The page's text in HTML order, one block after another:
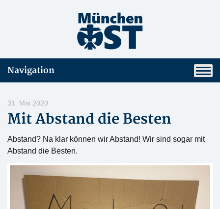
Navigation
31. Mai 2020
Mit Abstand die Besten
Abstand? Na klar können wir Abstand! Wir sind sogar mit
Abstand die Besten.